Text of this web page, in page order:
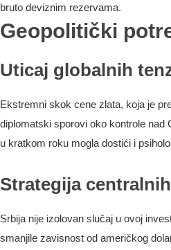
bruto deviznim rezervama.
Geopolitički
Uticaj globalnih
Ekstremni skok cene zlata, koja je
diplomatski sporovi oko kontrole nad
u kratkom roku mogla dostići i
Strategija
Srbija nije izolovan slučaj u ovoj
smanjile zavisnost od američkog